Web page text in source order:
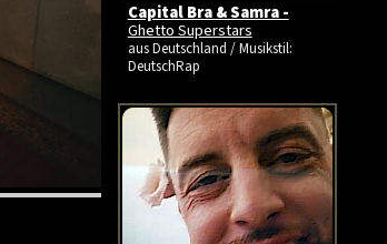
Capital Bra & Samra -
Ghetto Superstars
aus Deutschland / Musikstil:
DeutschRap